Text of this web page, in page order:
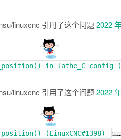
linuxcnc 引用了这个问题2022
in lathe_C config (
linuxcnc 引用了这个问题2022
(LinuxCNC#1398)